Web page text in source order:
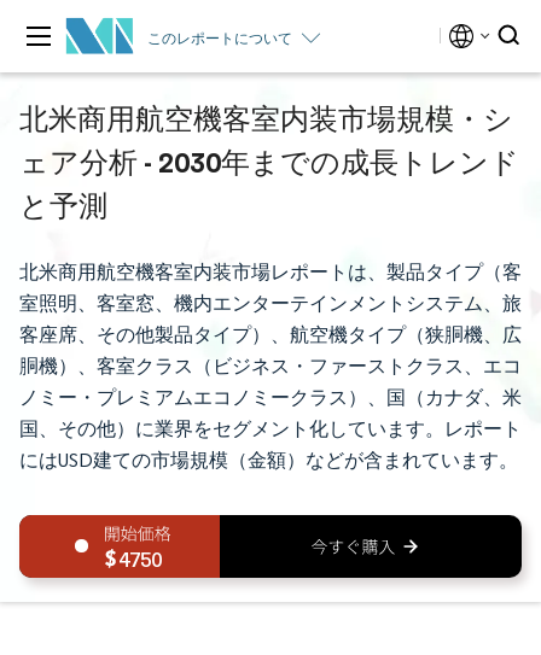
このレポートについて
北米商用航空機客室内装市場規模・シ
ェア分析 - 2030年までの成長トレンド
と予測
北米商用航空機客室内装市場レポートは、製品タイプ（客
室照明、客室窓、機内エンターテインメントシステム、旅
客座席、その他製品タイプ）、航空機タイプ（狭胴機、広
胴機）、客室クラス（ビジネス・ファーストクラス、エコ
ノミー・プレミアムエコノミークラス）、国（カナダ、米
国、その他）に業界をセグメント化しています。レポート
にはUSD建ての市場規模（金額）などが含まれています。
4750